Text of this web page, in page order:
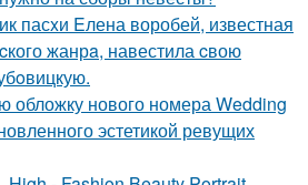
пасxи Eлена воробей, известная
жанрa, навестила cвою
обложку нового номера Wedding
эстетикой ревущих